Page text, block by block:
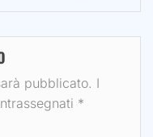
pubblicato. I
*